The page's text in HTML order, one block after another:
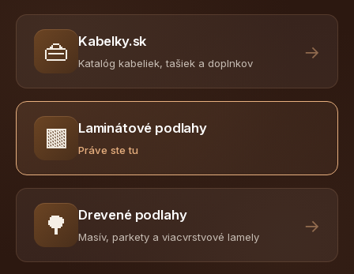
👜 Kabelky.sk
Katalóg kabeliek, tašiek a doplnkov
→
🟫 Laminátové podlahy
Práve ste tu
🌳 Drevené podlahy
Masív, parkety a viacvrstvové lamely
→